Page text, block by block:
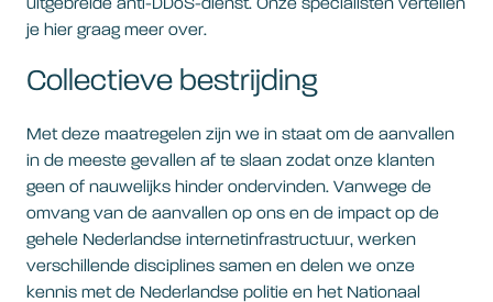
uitgebreide anti-DDoS-dienst. Onze specialisten vertellen
je hier graag meer over.
Collectieve bestrijding
Met deze maatregelen zijn we in staat om de aanvallen
in de meeste gevallen af te slaan zodat onze klanten
geen of nauwelijks hinder ondervinden. Vanwege de
omvang van de aanvallen op ons en de impact op de
gehele Nederlandse internetinfrastructuur, werken
verschillende disciplines samen en delen we onze
kennis met de Nederlandse politie en het Nationaal